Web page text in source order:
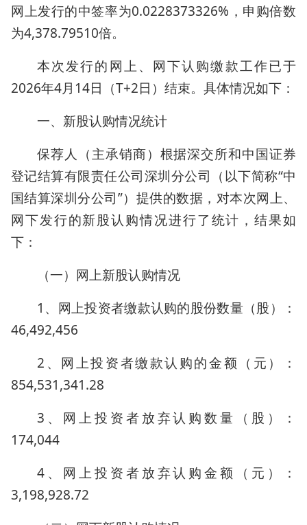
网上发行的中签率为0.0228373326%，申购倍数
为4,378.79510倍。
本次发行的网上、网下认购缴款工作已于
2026年4月14日（T+2日）结束。具体情况如下：
一、新股认购情况统计
保荐人（主承销商）根据深交所和中国证券
登记结算有限责任公司深圳分公司（以下简称“中
国结算深圳分公司”）提供的数据，对本次网上、
网下发行的新股认购情况进行了统计，结果如
下：
（一）网上新股认购情况
1、网上投资者缴款认购的股份数量（股）：
46,492,456
2、网上投资者缴款认购的金额（元）：
854,531,341.28
3、网上投资者放弃认购数量（股）：
174,044
4、网上投资者放弃认购金额（元）：
3,198,928.72